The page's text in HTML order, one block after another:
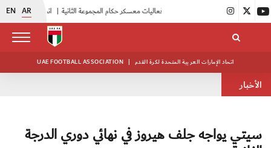
EN AR |
UAE FOOTBALL ASSOCIATION | اتحاد الإمارات العربية المتحدة لكرة القدم
الأخبار
سيتي يواجه جلف هيروز في نهائي دوري الدرجة